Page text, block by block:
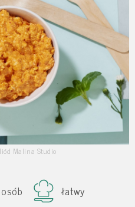
Malina Studio
łatwy